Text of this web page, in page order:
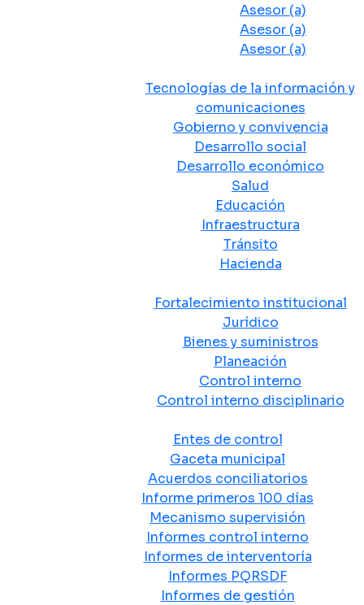
Asesor (a)
Asesor (a)
Asesor (a)
Tecnologías de la información y
comunicaciones
Gobierno y convivencia
Desarrollo social
Desarrollo económico
Salud
Educación
Infraestructura
Tránsito
Hacienda
Fortalecimiento institucional
Jurídico
Bienes y suministros
Planeación
Control interno
Control interno disciplinario
Entes de control
Gaceta municipal
Acuerdos conciliatorios
Informe primeros 100 días
Mecanismo supervisión
Informes control interno
Informes de interventoría
Informes PQRSDF
Informes de gestión